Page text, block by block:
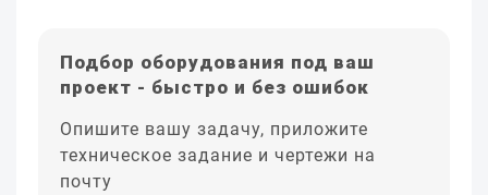
Подбор оборудования под ваш
проект - быстро и без ошибок
Опишите вашу задачу, приложите
техническое задание и чертежи на
почту